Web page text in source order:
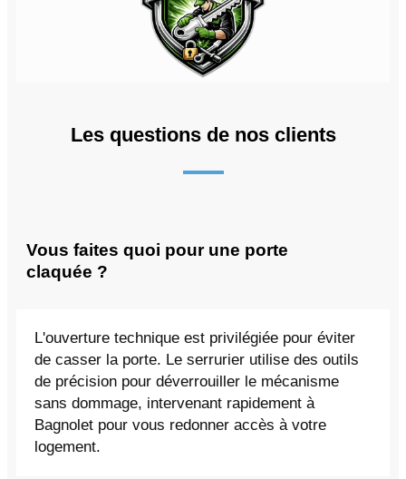
Les questions de nos clients
Vous faites quoi pour une porte
claquée ?
L'ouverture technique est privilégiée pour éviter
de casser la porte. Le serrurier utilise des outils
de précision pour déverrouiller le mécanisme
sans dommage, intervenant rapidement à
Bagnolet pour vous redonner accès à votre
logement.